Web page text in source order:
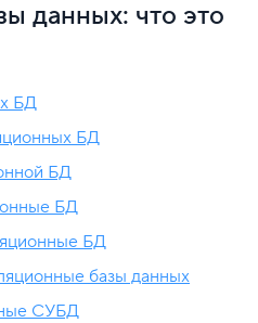
данных: что это
БД
БД
БД
БД
БД
базы данных
СУБД